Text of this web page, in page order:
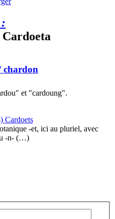
chardon
et "cardoung".
Cardoets
-et, ici au pluriel, avec
-n- (…)